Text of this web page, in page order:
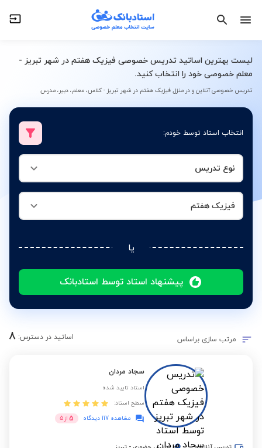
لیست بهترین اساتید تدریس خصوصی فیزیک هفتم در شهر تبریز -
معلم خصوصی خود را انتخاب کنید.
تدریس خصوصی آنلاین و در منزل فیزیک هفتم در شهر تبریز - کلاس، معلم، دبیر، مدرس
انتخاب استاد توسط خودم:
نوع تدریس
فیزیک هفتم
یا
پیشنهاد استاد توسط استادبانک
فیزیک هفتم
مرتب سازی براساس اساتید در دسترس: 8
سجاد مردان
استاد تایید شده
سطح استاد:
مشاهده 117 دیدگاه
5 از 5